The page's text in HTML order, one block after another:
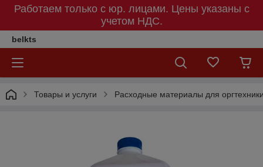
Работаем только с юр. лицами. Цены указаны c
учетом НДС.
belkts
Товары и услуги Расходные материалы для